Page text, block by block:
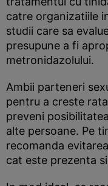
catre organizatiile
studii care sa
presupune a fi
metronidazolului.
Ambii parteneri
pentru a creste
preveni
alte persoane. Pe
recomanda
cat este prezenta